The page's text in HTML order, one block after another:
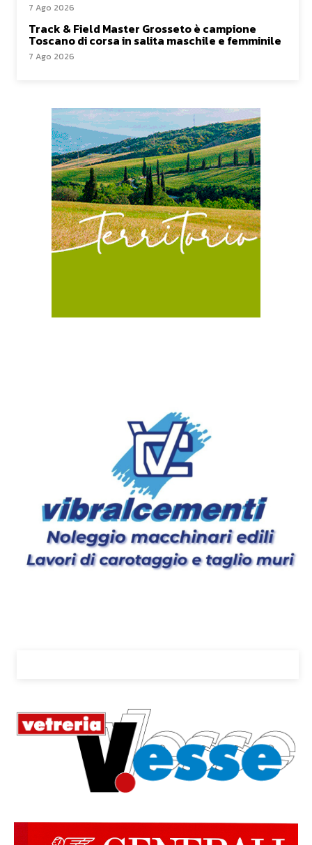
7 Ago 2026
Track & Field Master Grosseto è campione
Toscano di corsa in salita maschile e femminile
7 Ago 2026